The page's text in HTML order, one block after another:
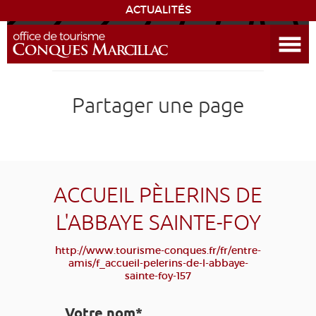
ACTUALITÉS
ENVIEDE...
DÉCOUVRIR LA DESTINATION
SÉJOURNER
AGENDA
Partager une page
ACCUEIL PÈLERINS DE
L'ABBAYE SAINTE-FOY
http://www.tourisme-conques.fr/fr/entre-
amis/f_accueil-pelerins-de-l-abbaye-
sainte-foy-157